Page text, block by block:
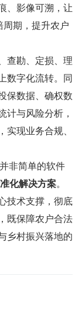
、影像可溯，让
周期，提升农户
查勘、定损、理
数字化流转。同
保数据、确权数
计与风险分析，
现业务合规、
非简单的软件
化解决方案​。
技术支撑，彻底
既保障农户合法
乡村振兴落地的